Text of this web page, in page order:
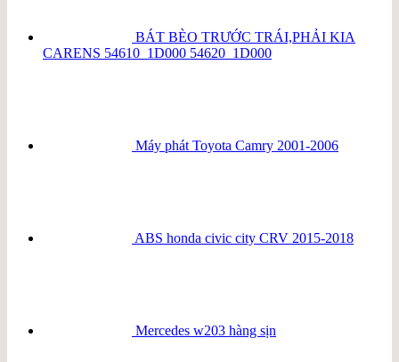
BÁT BÈO TRƯỚC TRÁI,PHẢI KIA
CARENS 54610_1D000 54620_1D000
Máy phát Toyota Camry 2001-2006
ABS honda civic city CRV 2015-2018
Mercedes w203 hàng sịn